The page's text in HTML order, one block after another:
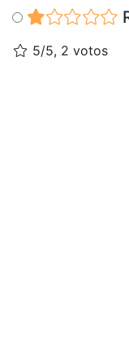
5/5, 2 votos